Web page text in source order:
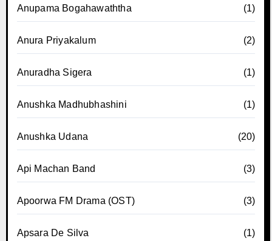
Anupama Bogahawaththa (1)
Anura Priyakalum (2)
Anuradha Sigera (1)
Anushka Madhubhashini (1)
Anushka Udana (20)
Api Machan Band (3)
Apoorwa FM Drama (OST) (3)
Apsara De Silva (1)